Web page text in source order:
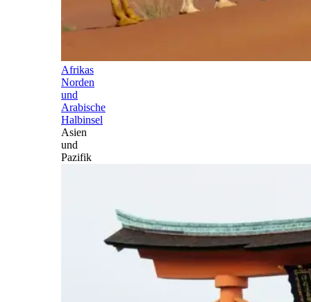
Afrikas
Norden
und
Arabische
Halbinsel
Asien
und
Pazifik